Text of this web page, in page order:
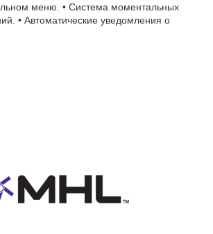
меню. • Система моментальных
• Автоматические уведомления о